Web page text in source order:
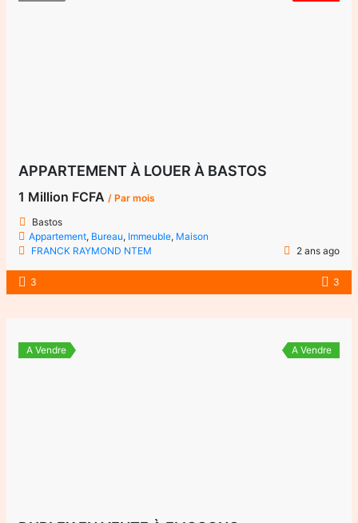
APPARTEMENT À LOUER À BASTOS
1 Million FCFA / Par mois
Bastos
Appartement, Bureau, Immeuble, Maison
FRANCK RAYMOND NTEM
2 ans ago
3 3
A Vendre A Vendre